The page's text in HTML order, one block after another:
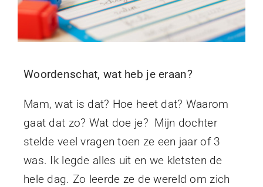
Woordenschat, wat heb je eraan?
Mam, wat is dat? Hoe heet dat? Waarom
gaat dat zo? Wat doe je? Mijn dochter
stelde veel vragen toen ze een jaar of 3
was. Ik legde alles uit en we kletsten de
hele dag. Zo leerde ze de wereld om zich